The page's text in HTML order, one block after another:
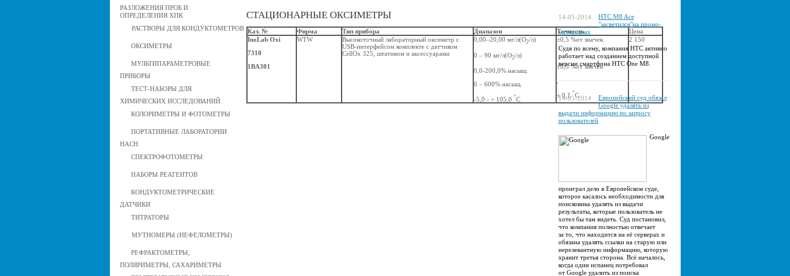
РАЗЛОЖЕНИЯ ПРОБ И
ОПРЕДЕЛЕНИЯ ХПК
РАСТВОРЫ ДЛЯ КОНДУКТОМЕТРОВ
ОКСИМЕТРЫ
МУЛЬТИПАРАМЕТРОВЫЕ
ПРИБОРЫ
ТЕСТ-НАБОРЫ ДЛЯ
ХИМИЧЕСКИХ ИССЛЕДОВАНИЙ
КОЛОРИМЕТРЫ И ФОТОМЕТРЫ
ПОРТАТИВНЫЕ ЛАБОРАТОРИИ
HACH
СПЕКТРОФОТОМЕТРЫ
НАБОРЫ РЕАГЕНТОВ
КОНДУКТОМЕТРИЧЕСКИЕ
ДАТЧИКИ
ТИТРАТОРЫ
МУТНОМЕРЫ (НЕФЕЛОМЕТРЫ)
РЕФРАКТОМЕТРЫ,
ПОЛЯРИМЕТРЫ, САХАРИМЕТРЫ
14-05-2014
HTC M8 Ace
"засветился"на промо-
материалах
Судя по всему, компания HTC активно
работает над созданием доступной
версии смартфона HTC One M8.
14-05-2014
Европейский суд обязал
Google удалять из
выдачи информацию по запросу
пользователей
Google
проиграл дело в Европейском суде,
которое касалось необходимости для
поисковика удалять из выдачи
результаты, которые пользователь не
хотел бы там видеть. Суд постановил,
что компания полностью отвечает
за то, что находится на её серверах и
обязана удалять ссылки на старую или
нерелевантную информацию, которую
хранит третья сторона. Всё началось,
когда один испанец потребовал
от Google удалить из поиска
СТАЦИОНАРНЫЕ ОКСИМЕТРЫ
Кат. № Фирма Тип прибора Диапазон Точность
Цена
InoLab Oxi
7310
1BA301
WTW
Высокоточный лабораторный оксиметр с
USB-интерфейсом комплекте с датчиком
CellOx 325, штативом и аксессуарами
0,00–20,00 мг/л(О2/л)
0 – 90 мг/л(О2/л)
0,0-200,0% насыщ.
0 – 600% насыщ.
-5,0 - + 105,0 °С
±0,5 %от значен.
±0,5 %от значен
± 0,1°С
2 150